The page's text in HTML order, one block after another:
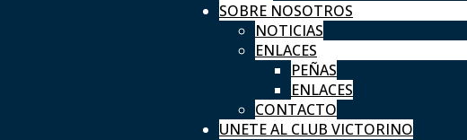
SOBRE NOSOTROS
NOTICIAS
ENLACES
PEÑAS
ENLACES
CONTACTO
UNETE AL CLUB VICTORINO